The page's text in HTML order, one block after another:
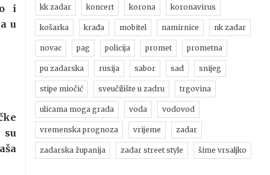
i
u
su
kk zadar koncert korona koronavirus
košarka krađa mobitel namirnice nk zadar
novac pag policija promet prometna
pu zadarska rusija sabor sad snijeg
stipe miočić sveučilište u zadru trgovina
ulicama moga grada voda vodovod
vremenska prognoza vrijeme zadar
zadarska županija zadar street style šime vrsaljko